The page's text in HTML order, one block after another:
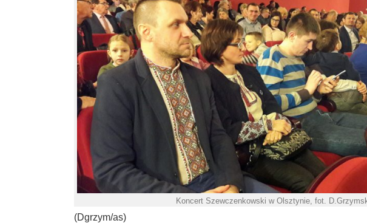
Koncert Szewczenkowski w Olsztynie, fot.
(Dgrzym/as)